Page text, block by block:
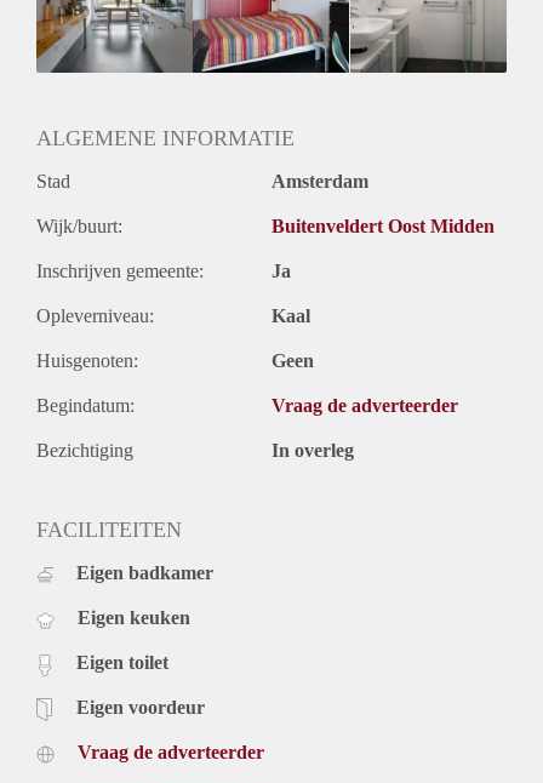
2,6 X Maandhuur Bruto
Huurtermijn
Onbepaalde termijn
ALGEMENE INFORMATIE
Stad Amsterdam
Wijk/buurt: Buitenveldert Oost Midden
Inschrijven gemeente: Ja
Opleverniveau: Kaal
Huisgenoten: Geen
Begindatum: Vraag de adverteerder
Bezichtiging In overleg
FACILITEITEN
Eigen badkamer
Eigen keuken
Eigen toilet
Eigen voordeur
Vraag de adverteerder